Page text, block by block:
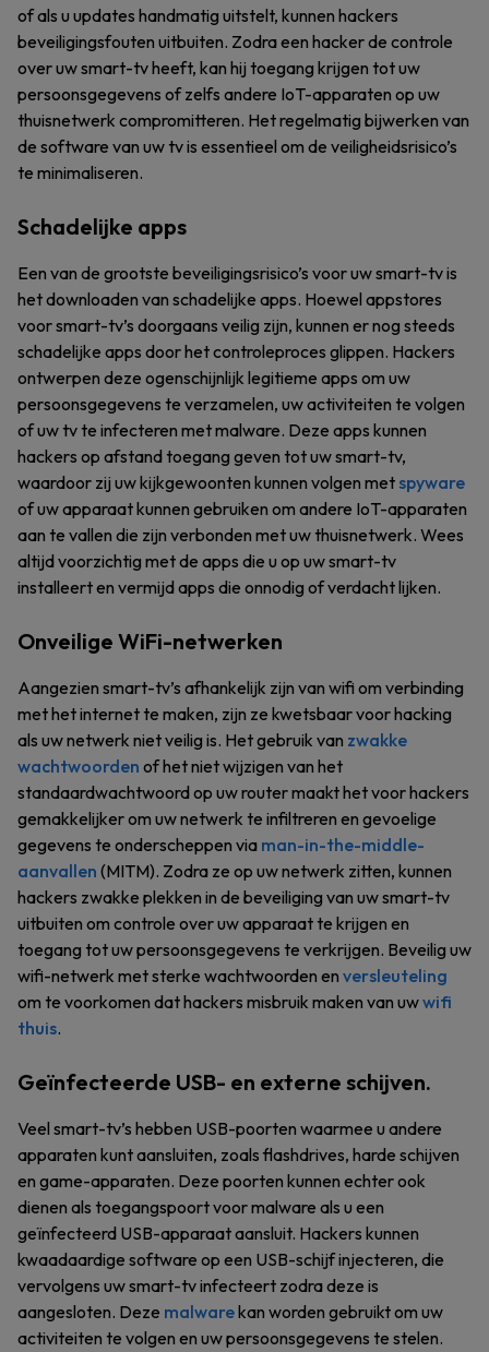
of als u updates handmatig uitstelt, kunnen hackers
beveiligingsfouten uitbuiten. Zodra een hacker de controle
over uw smart-tv heeft, kan hij toegang krijgen tot uw
persoonsgegevens of zelfs andere IoT-apparaten op uw
thuisnetwerk compromitteren. Het regelmatig bijwerken van
de software van uw tv is essentieel om de veiligheidsrisico’s
te minimaliseren.
Schadelijke apps
Een van de grootste beveiligingsrisico’s voor uw smart-tv is
het downloaden van schadelijke apps. Hoewel appstores
voor smart-tv’s doorgaans veilig zijn, kunnen er nog steeds
schadelijke apps door het controleproces glippen. Hackers
ontwerpen deze ogenschijnlijk legitieme apps om uw
persoonsgegevens te verzamelen, uw activiteiten te volgen
of uw tv te infecteren met malware. Deze apps kunnen
hackers op afstand toegang geven tot uw smart-tv,
waardoor zij uw kijkgewoonten kunnen volgen met spyware
of uw apparaat kunnen gebruiken om andere IoT-apparaten
aan te vallen die zijn verbonden met uw thuisnetwerk. Wees
altijd voorzichtig met de apps die u op uw smart-tv
installeert en vermijd apps die onnodig of verdacht lijken.
Onveilige WiFi-netwerken
Aangezien smart-tv’s afhankelijk zijn van wifi om verbinding
met het internet te maken, zijn ze kwetsbaar voor hacking
als uw netwerk niet veilig is. Het gebruik van zwakke
wachtwoorden of het niet wijzigen van het
standaardwachtwoord op uw router maakt het voor hackers
gemakkelijker om uw netwerk te infiltreren en gevoelige
gegevens te onderscheppen via man-in-the-middle-
aanvallen (MITM). Zodra ze op uw netwerk zitten, kunnen
hackers zwakke plekken in de beveiliging van uw smart-tv
uitbuiten om controle over uw apparaat te krijgen en
toegang tot uw persoonsgegevens te verkrijgen. Beveilig uw
wifi-netwerk met sterke wachtwoorden en versleuteling
om te voorkomen dat hackers misbruik maken van uwwifi
thuis.
Geïnfecteerde USB- en externe schijven.
Veel smart-tv’s hebben USB-poorten waarmee u andere
apparaten kunt aansluiten, zoals flashdrives, harde schijven
en game-apparaten. Deze poorten kunnen echter ook
dienen als toegangspoort voor malware als u een
geïnfecteerd USB-apparaat aansluit. Hackers kunnen
kwaadaardige software op een USB-schijf injecteren, die
vervolgens uw smart-tv infecteert zodra deze is
aangesloten. Deze malwarekan worden gebruikt om uw
activiteiten te volgen en uw persoonsgegevens te stelen.